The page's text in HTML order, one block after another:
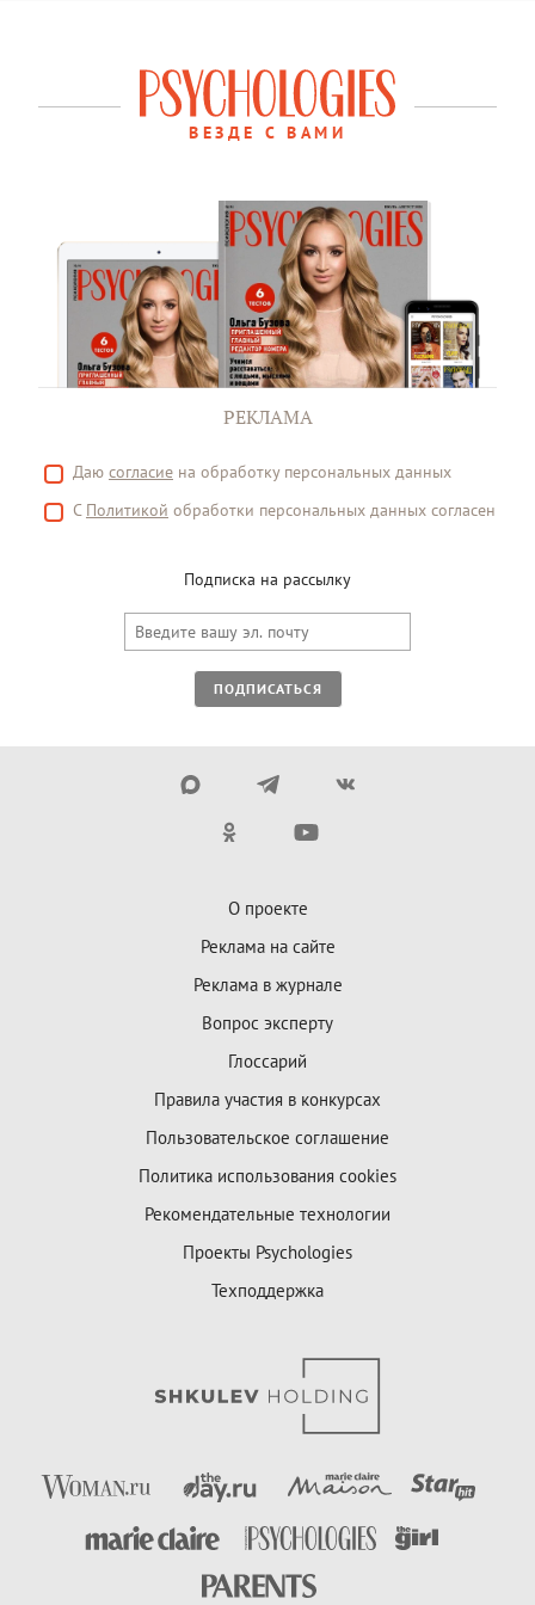
ВЕЗДЕ С ВАМИ
РЕКЛАМА
Даю согласие на обработку персональных данных
С Политикой обработки персональных данных согласен
Подписка на рассылку
ПОДПИСАТЬСЯ
О проекте
Реклама на сайте
Реклама в журнале
Вопрос эксперту
Глоссарий
Правила участия в конкурсах
Пользовательское соглашение
Политика использования cookies
Рекомендательные технологии
Проекты Psychologies
Техподдержка